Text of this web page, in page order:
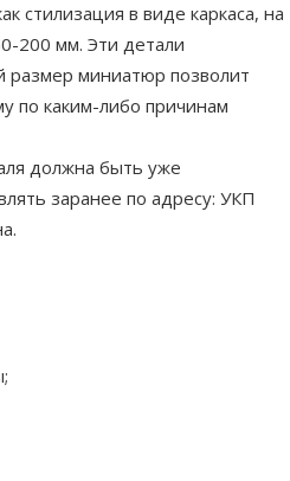
стилизация в виде каркаса, на
200 мм. Эти детали
миниатюр позволит
по каким-либо причинам
должна быть уже
заранее по адресу: УКП